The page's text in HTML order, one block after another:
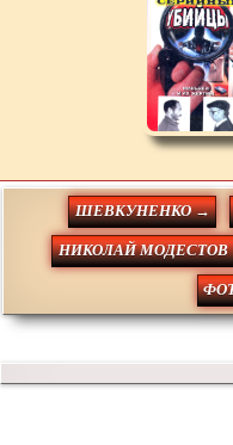
ШЕВКУНЕНКО →
НИКОЛАЙ МОДЕСТОВ